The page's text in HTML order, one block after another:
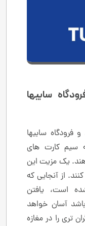
سابیها
فرودگاه سابیها
سیم کارت های
یک مزیت این
از آنجایی که
است، یافتن
آسان خواهد
تری را در مغازه